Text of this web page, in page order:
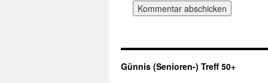
Günnis (Senioren-) Treff 50+